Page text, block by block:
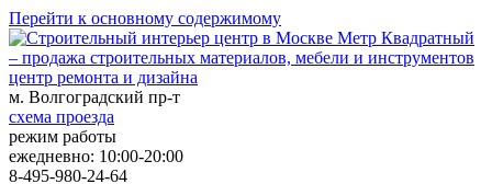
Перейти к основному содержимому
центр ремонта и дизайна
м. Волгоградский пр-т
схема проезда
режим работы
ежедневно: 10:00-20:00
8-495-980-24-64